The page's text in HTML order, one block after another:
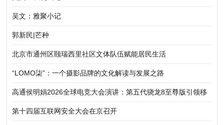
吴文：雅聚小记
郭新民|芒种
北京市通州区颐瑞西里社区文体队伍赋能居民生活
“LOMO柒”：一个摄影品牌的文化解读与发展之路
高通侯明娟2026全球电竞大会演讲：第五代骁龙8至尊版引领移
动电竞迈向职业化、标准化新阶段
第十四届互联网安全大会在京召开